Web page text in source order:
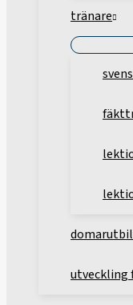
tränare
utveckling